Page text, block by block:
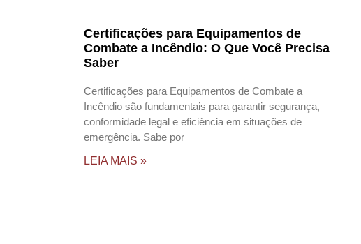
Certificações para Equipamentos de
Combate a Incêndio: O Que Você Precisa
Saber
Certificações para Equipamentos de Combate a
Incêndio são fundamentais para garantir segurança,
conformidade legal e eficiência em situações de
emergência. Sabe por
LEIA MAIS »